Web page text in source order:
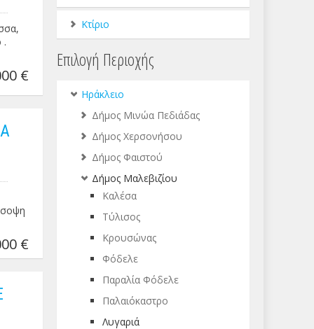
.
€
€
Κτίριο
Επιλογή Περιοχής
Ηράκλειο
Δήμος Μινώα Πεδιάδας
Δήμος Χερσονήσου
Δήμος Φαιστού
Δήμος Μαλεβιζίου
Καλέσα
Τύλισος
Κρουσώνας
Φόδελε
Παραλία Φόδελε
Παλαιόκαστρο
Λυγαριά